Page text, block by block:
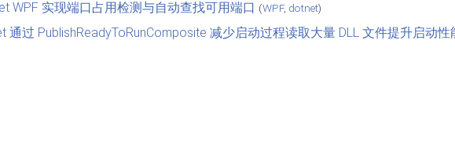
WPF 实现端口占用检测与自动查找可用端口 (WPF, dotnet)
通过 PublishReadyToRunComposite 减少启动过程读取大量 DLL 文件提升启动性